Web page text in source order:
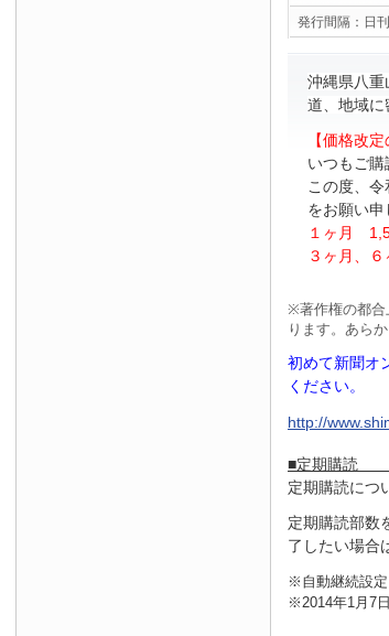
発行間隔： 日刊
沖縄県八重
道、地域に
【価格改
いつもご購
この度、
をお願い申
１ヶ月 1,
３ヶ月、６
※著作権の都合
ります。あら
初めて新聞オ
ください。
http://
■定期購読 1
定期購読につ
定期購読部数
了したい場合
※自動継続設定
※2014年1月7